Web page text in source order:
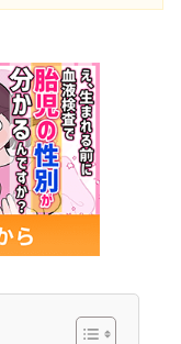
诊所NIPT